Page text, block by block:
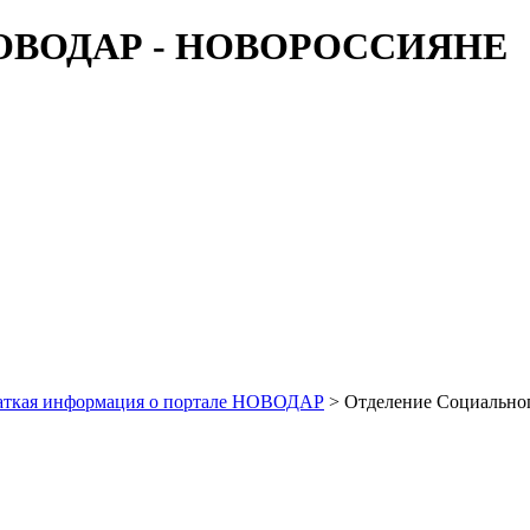
информация о портале НОВОДАР > Отделение